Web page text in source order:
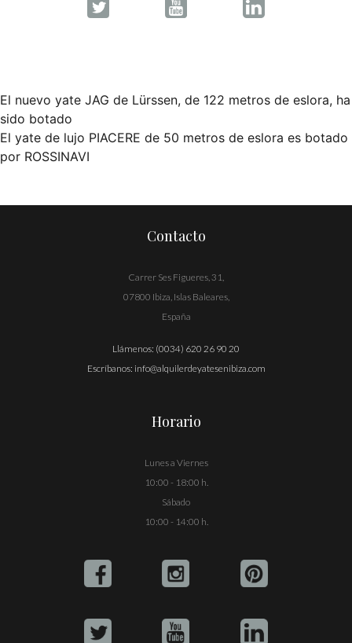
Navegación
de
El nuevo yate JAG de Lürssen, de 122 metros de eslora, ha
sido botado
El yate de lujo PIACERE de 50 metros de eslora es botado
por ROSSINAVI
Contacto
Carrer Ses Figueres, 31,
07800 Ibiza, Islas Baleares,
España
Llámenos: (0034) 620 26 90 20
Escríbanos: info@alquilerdeyatesenibiza.com
Horario
Lunes a Viernes
10:00 - 18:00 h.
Sábado
10:00 - 14:00 h.